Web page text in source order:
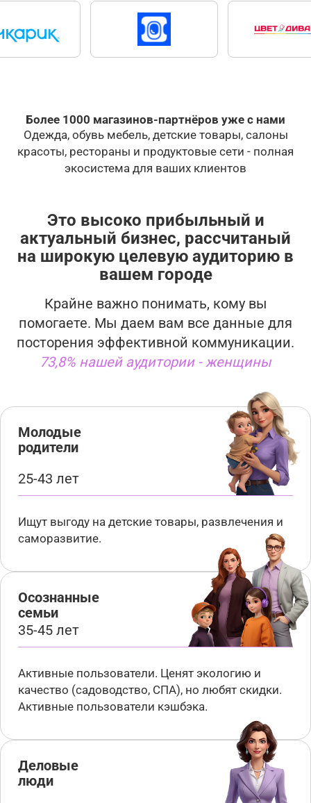
Более 1000 магазинов-партнёров уже с нами
Одежда, обувь мебель, детские товары, салоны
красоты, рестораны и продуктовые сети - полная
экосистема для ваших клиентов
Это высоко прибыльный и
актуальный бизнес, рассчитаный
на широкую целевую аудиторию в
вашем городе
Крайне важно понимать, кому вы
помогаете. Мы даем вам все данные для
посторения эффективной коммуникации.
73,8% нашей аудитории - женщины
Молодые
родители
25-43 лет
Ищут выгоду на детские товары, развлечения и
саморазвитие.
Осознанные
семьи
35-45 лет
Активные пользователи. Ценят экологию и
качество (садоводство, СПА), но любят скидки.
Активные пользователи кэшбэка.
Деловые
люди